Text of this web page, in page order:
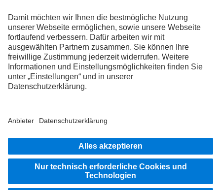
FOLLOW THE ROADSTARS.
Tausche jetzt Erfahrungen mit anderen Truckerinnen und
Truckern aus.